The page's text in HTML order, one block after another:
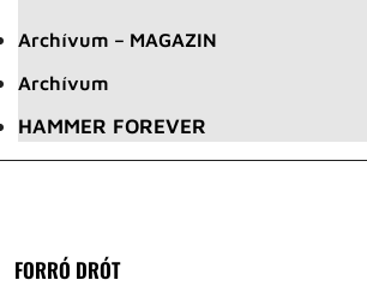
Archívum – MAGAZIN
Archívum
HAMMER FOREVER
FORRÓ DRÓT